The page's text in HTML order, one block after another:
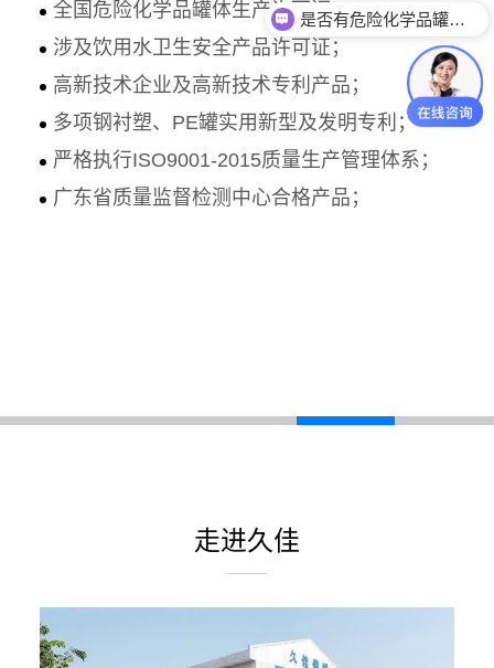
全国危险化学品罐体生产许可证；
涉及饮用水卫生安全产品许可证；
高新技术企业及高新技术专利产品；
多项钢衬塑、PE罐实用新型及发明专利；
严格执行ISO9001-2015质量生产管理体系；
广东省质量监督检测中心合格产品；
走进久佳
你们产品都有什么材质？